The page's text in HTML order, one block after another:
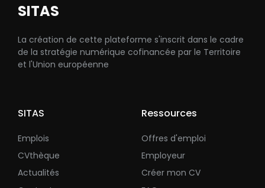
SITAS
La création de cette plateforme s'inscrit dans le cadre
de la stratégie numérique cofinancée par le Territoire
et l'Union européenne
SITAS
Emplois
CVthèque
Actualités
Ressources
Offres d'emploi
Employeur
Créer mon CV